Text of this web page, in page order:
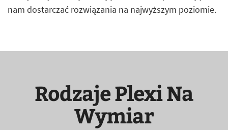
nam dostarczać rozwiązania na najwyższym poziomie.
Rodzaje Plexi Na
Wymiar